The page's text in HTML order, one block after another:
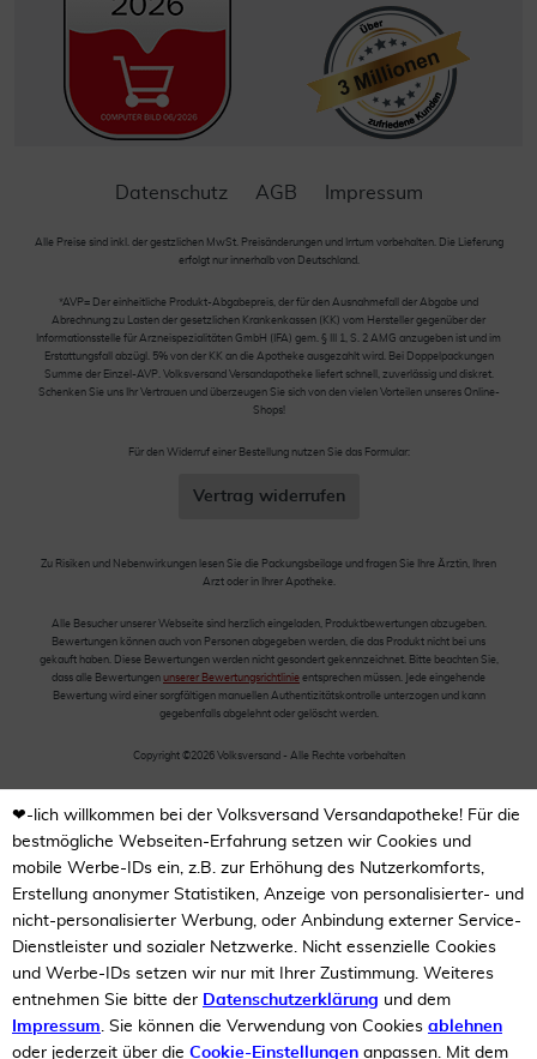
Datenschutz AGB Impressum
Alle Preise sind inkl. der gestzlichen MwSt. Preisänderungen und Irrtum vorbehalten. Die Lieferung
erfolgt nur innerhalb von Deutschland.
*AVP= Der einheitliche Produkt-Abgabepreis, der für den Ausnahmefall der Abgabe und
Abrechnung zu Lasten der gesetzlichen Krankenkassen (KK) vom Hersteller gegenüber der
Informationsstelle für Arzneispezialitäten GmbH (IFA) gem. § III 1, S. 2 AMG anzugeben ist und im
Erstattungsfall abzügl. 5% von der KK an die Apotheke ausgezahlt wird. Bei Doppelpackungen
Summe der Einzel-AVP. Volksversand Versandapotheke liefert schnell, zuverlässig und diskret.
Schenken Sie uns Ihr Vertrauen und überzeugen Sie sich von den vielen Vorteilen unseres Online-
Shops!
Für den Widerruf einer Bestellung nutzen Sie das Formular:
Vertrag widerrufen
Zu Risiken und Nebenwirkungen lesen Sie die Packungsbeilage und fragen Sie Ihre Ärztin, Ihren
Arzt oder in Ihrer Apotheke.
Alle Besucher unserer Webseite sind herzlich eingeladen, Produktbewertungen abzugeben.
Bewertungen können auch von Personen abgegeben werden, die das Produkt nicht bei uns
gekauft haben. Diese Bewertungen werden nicht gesondert gekennzeichnet. Bitte beachten Sie,
dass alle Bewertungen unserer Bewertungsrichtlinie entsprechen müssen. Jede eingehende
Bewertung wird einer sorgfältigen manuellen Authentizitätskontrolle unterzogen und kann
gegebenfalls abgelehnt oder gelöscht werden.
Copyright ©2026 Volksversand - Alle Rechte vorbehalten
❤-lich willkommen bei der Volksversand Versandapotheke! Für die
bestmögliche Webseiten-Erfahrung setzen wir Cookies und
mobile Werbe-IDs ein, z.B. zur Erhöhung des Nutzerkomforts,
Erstellung anonymer Statistiken, Anzeige von personalisierter- und
nicht-personalisierter Werbung, oder Anbindung externer Service-
Dienstleister und sozialer Netzwerke. Nicht essenzielle Cookies
und Werbe-IDs setzen wir nur mit Ihrer Zustimmung. Weiteres
entnehmen Sie bitte der Datenschutzerklärung und dem
Impressum. Sie können die Verwendung von Cookies ablehnen
oder jederzeit über die Cookie-Einstellungen anpassen. Mit dem